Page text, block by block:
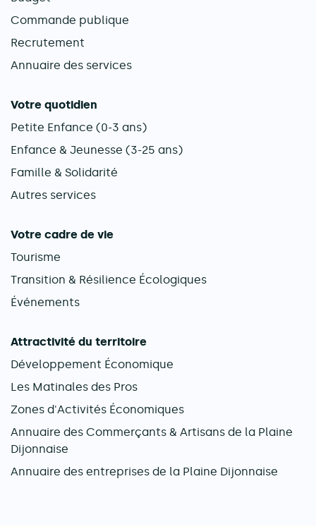
Commande publique
Recrutement
Annuaire des services
Votre quotidien
Petite Enfance (0-3 ans)
Enfance & Jeunesse (3-25 ans)
Famille & Solidarité
Autres services
Votre cadre de vie
Tourisme
Transition & Résilience Écologiques
Événements
Attractivité du territoire
Développement Économique
Les Matinales des Pros
Zones d'Activités Économiques
Annuaire des Commerçants & Artisans de la Plaine
Dijonnaise
Annuaire des entreprises de la Plaine Dijonnaise